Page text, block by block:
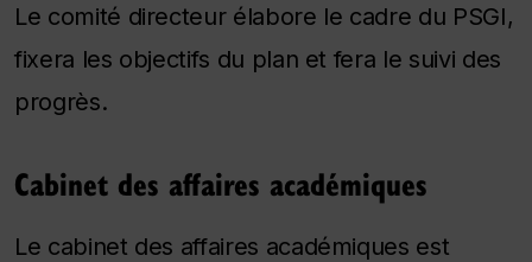
Le comité directeur élabore le cadre du PSGI,
fixera les objectifs du plan et fera le suivi des
progrès.
Cabinet des affaires académiques
Le cabinet des affaires académiques est